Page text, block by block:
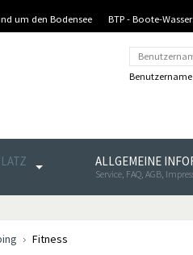
um den Bodensee BTP - Boote-
Benutzername
ALLGEMEINE
Service, FAQ, AGB,
Fitness